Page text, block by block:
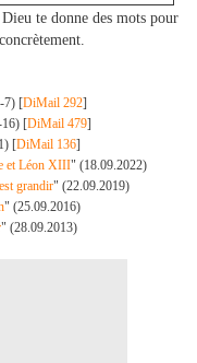
te donne des mots pour
7) [DiMail 292]
16) [DiMail 479]
[DiMail 136]
et Léon XIII" (18.09.2022)
grandir" (22.09.2019)
" (25.09.2016)
" (28.09.2013)